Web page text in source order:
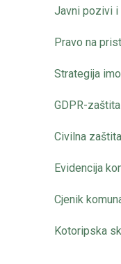
Javni pozivi i
Pravo na
Strategija
GDPR-
Civilna
Evidencija
Cjenik
Kotoripska